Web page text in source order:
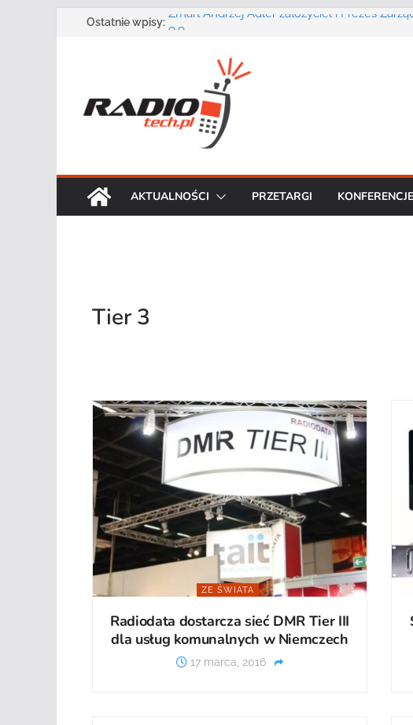
PrzejdźOstatnie wpisy: Zmarł Andrzej Adler założyciel i Prezes
radiowej ma 75 lat
DGT wraz z partnerami zaprasza na
„Bezpieczeństwo, niezawodność i
systemów teleinformatycznych”
Motorola Solutions oferuje agencjom
publicznego usługę łączności opartą na
Solutions
AKTUALNOŚCI PRZETARGI KONFERENCJE
Tier 3
ZE ŚWIATA
Radiodata dostarcza sieć DMR Tier III
dla usług komunalnych w Niemczech
17 marca, 2016